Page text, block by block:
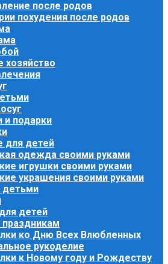
после родов
похудения после родов
и подарки
для детей
одежда своими руками
игрушки своими руками
украшения своими руками
детьми
детей
ко Дню Всех Влюбленных
рукоделие
к Новому году и Рождеству